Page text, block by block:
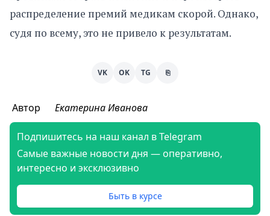
распределение премий медикам скорой. Однако,
судя по всему, это не привело к результатам.
VK OK TG ⎘
Автор Екатерина Иванова
Подпишитесь на наш канал в Telegram
Самые важные новости дня — оперативно,
интересно и эксклюзивно
Быть в курсе